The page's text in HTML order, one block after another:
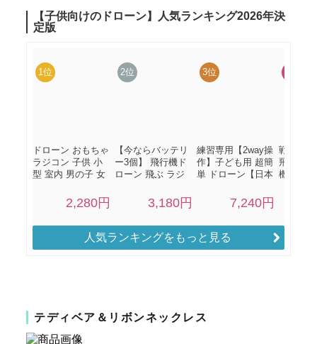
人気ランキングをもっと見る
テディベア＆リボンネックレス